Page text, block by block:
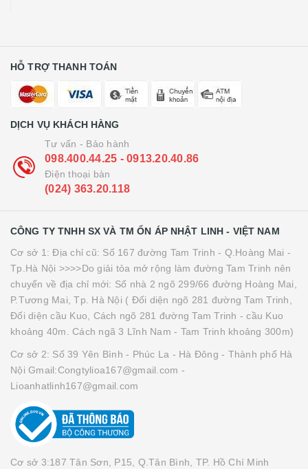
HỖ TRỢ THANH TOÁN
DỊCH VỤ KHÁCH HÀNG
Tư vấn - Bảo hành
098.400.44.25 - 0913.20.40.86
Điện thoại bàn
(024) 363.20.118
CÔNG TY TNHH SX VÀ TM ỔN ÁP NHẬT LINH - VIỆT NAM
Cơ sở 1: Địa chỉ cũ: Số 167 đường Tam Trinh - Q.Hoàng Mai -
Tp.Hà Nội >>>>Do giải tỏa mở rộng làm đường Tam Trinh nên
chuyển về địa chỉ mới: Số nhà 2 ngõ 299/66 đường Hoàng Mai,
P.Tương Mai, Tp. Hà Nội ( Đối diện ngõ 281 đường Tam Trinh,
Đối diện cầu Kuo, Cách ngõ 281 đường Tam Trinh - cầu Kuo
khoảng 40m. Cách ngã 3 Lĩnh Nam - Tam Trinh khoảng 300m)
Cơ sở 2: Số 39 Yên Bình - Phúc La - Hà Đông - Thành phố Hà
Nội Gmail:Congtylioa167@gmail.com -
Lioanhatlinh167@gmail.com
Cơ sở 3:187 Tân Sơn, P15, Q.Tân Bình, TP. Hồ Chí Minh